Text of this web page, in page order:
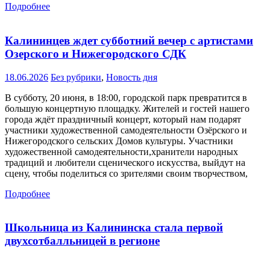
Подробнее
Калининцев ждет субботний вечер с артистами
Озерского и Нижегородского СДК
18.06.2026 Без рубрики, Новость дня
В субботу, 20 июня, в 18:00, городской парк превратится в
большую концертную площадку. Жителей и гостей нашего
города ждёт праздничный концерт, который нам подарят
участники художественной самодеятельности Озёрского и
Нижегородского сельских Домов культуры. Участники
художественной самодеятельности,хранители народных
традиций и любители сценического искусства, выйдут на
сцену, чтобы поделиться со зрителями своим творчеством,
Подробнее
Школьница из Калининска стала первой
двухсотбалльницей в регионе